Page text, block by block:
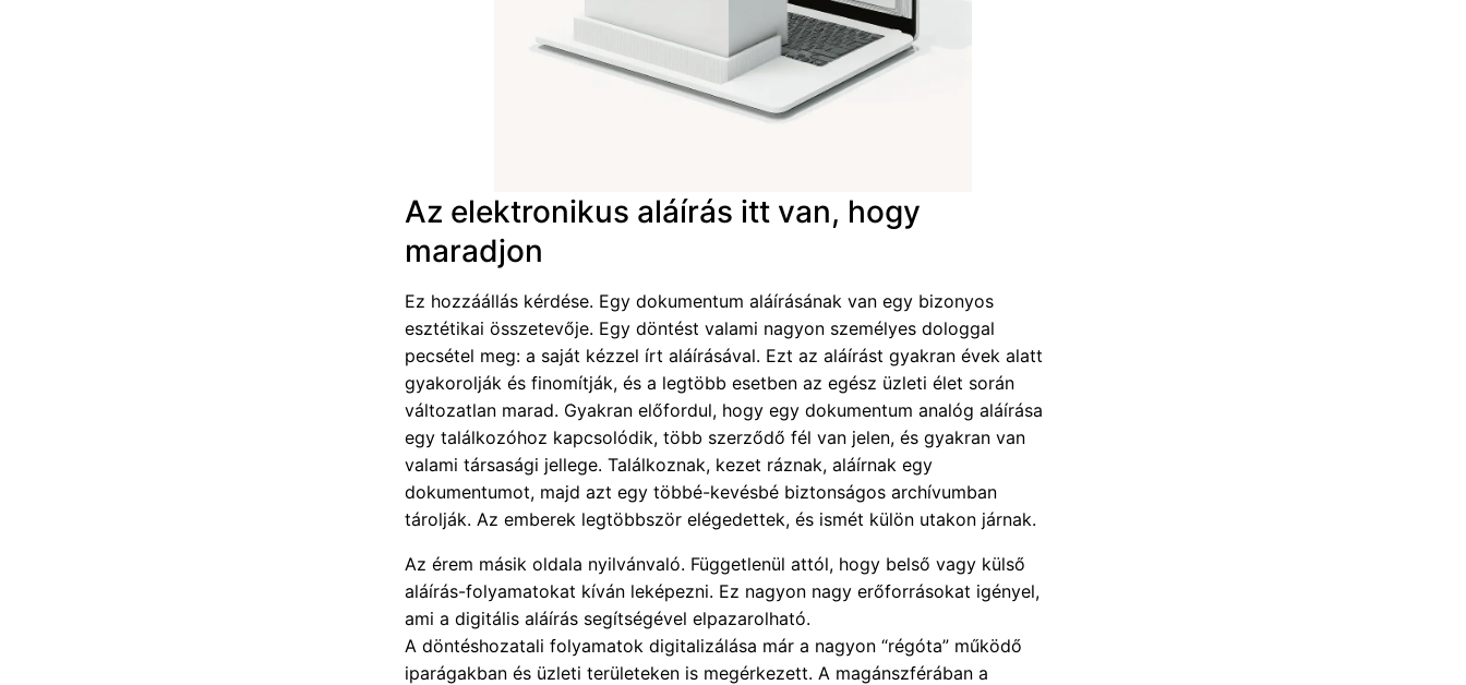
Az elektronikus aláírás itt van, hogy
maradjon
Ez hozzáállás kérdése. Egy dokumentum aláírásának van egy bizonyos
esztétikai összetevője. Egy döntést valami nagyon személyes dologgal
pecsétel meg: a saját kézzel írt aláírásával. Ezt az aláírást gyakran évek alatt
gyakorolják és finomítják, és a legtöbb esetben az egész üzleti élet során
változatlan marad. Gyakran előfordul, hogy egy dokumentum analóg aláírása
egy találkozóhoz kapcsolódik, több szerződő fél van jelen, és gyakran van
valami társasági jellege. Találkoznak, kezet ráznak, aláírnak egy
dokumentumot, majd azt egy többé-kevésbé biztonságos archívumban
tárolják. Az emberek legtöbbször elégedettek, és ismét külön utakon járnak.
Az érem másik oldala nyilvánvaló. Függetlenül attól, hogy belső vagy külső
aláírás-folyamatokat kíván leképezni. Ez nagyon nagy erőforrásokat igényel,
ami a digitális aláírás segítségével elpazarolható.
A döntéshozatali folyamatok digitalizálása már a nagyon “régóta” működő
iparágakban és üzleti területeken is megérkezett. A magánszférában a